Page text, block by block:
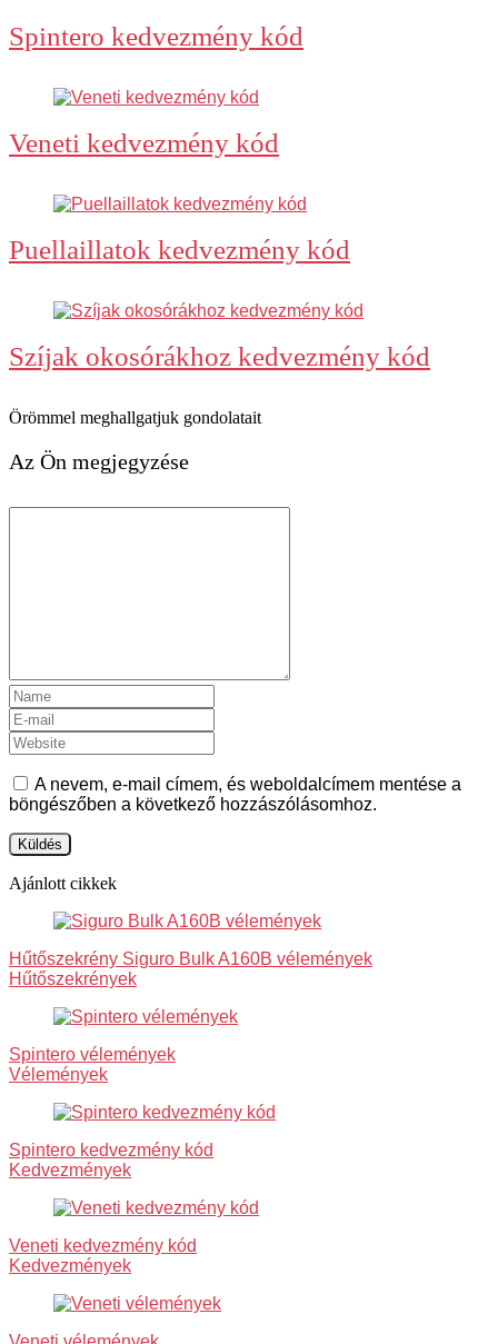
Spintero kedvezmény kód
Veneti kedvezmény kód
Puellaillatok kedvezmény kód
Szíjak okosórákhoz kedvezmény kód
Örömmel meghallgatjuk gondolatait
Az Ön megjegyzése
A nevem, e-mail címem, és weboldalcímem mentése a
böngészőben a következő hozzászólásomhoz.
Ajánlott cikkek
Hűtőszekrény Siguro Bulk A160B vélemények
Hűtőszekrények
Spintero vélemények
Vélemények
Spintero kedvezmény kód
Kedvezmények
Veneti kedvezmény kód
Kedvezmények